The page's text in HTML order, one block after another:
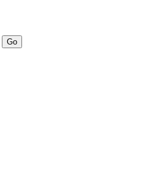
งโพสต์ขายบ้าน รับจ้างโพสต์อสัง
งผล อันดับ1 การโพสต์ขายอสังหา
อนโด ติดGoogleหน้าแรกได้จริงๆ
สังหาโพสต์ เชื่อถือได้จริง รับ
ถูกและดีที่สุด ไม่มีค่านายหน้า
สในการขายได้มากกว่า ที่เดียว ที่